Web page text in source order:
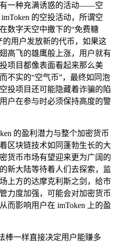
一种充满诱惑的活动——空
的空投活动，所谓空
数字天空中撒下的“免费糖
用户发放新的代币，如果这
高飞的雄鹰般上涨，用户就有
项目都像表面看起来那么美
不实的“空气币”，最终如同泡
投项目还可能隐藏着诈骗的陷
户在参与时必须保持高度的警
的盈利潜力与整个加密货币
区块链技术如同蓬勃生长的大
货币市场有望迎来更为广阔的
新大陆等待着人们去探索，监
上方的达摩克利斯之剑，给市
力度加强，可能会对加密货币
而影响用户在 imToken 上的盈
棒一样直接决定用户能赚多